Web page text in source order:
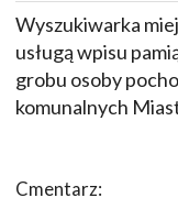
Wyszukiwarka
usługą wpisu
grobu osoby
komunalnych
Cmentarz: